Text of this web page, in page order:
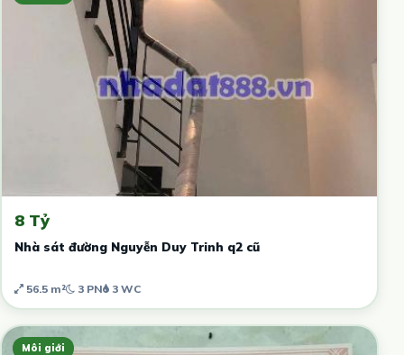
8 Tỷ
Nhà sát đường Nguyễn Duy Trinh q2 cũ
56.5 m² 3 PN 3 WC
Môi giới